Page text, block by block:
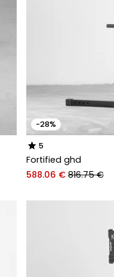
-28%
star 5
Fortified ghd
588.06 € 816.75 €